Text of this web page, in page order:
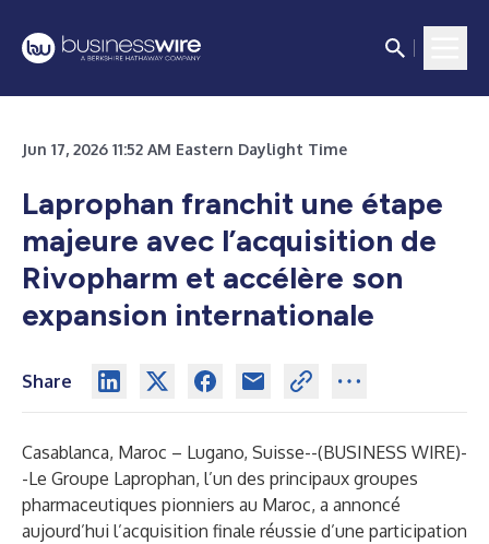
Jun 17, 2026 11:52 AM Eastern Daylight Time
Laprophan franchit une étape
majeure avec l’acquisition de
Rivopharm et accélère son
expansion internationale
Share
Casablanca, Maroc – Lugano, Suisse--(BUSINESS WIRE)-
-Le Groupe Laprophan, l’un des principaux groupes
pharmaceutiques pionniers au Maroc, a annoncé
aujourd’hui l’acquisition finale réussie d’une participation